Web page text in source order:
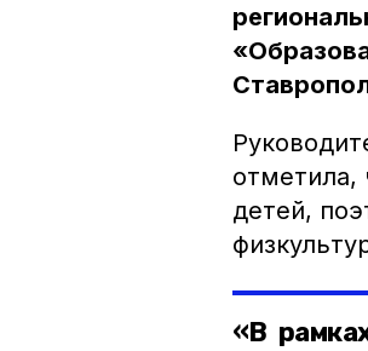
отметила,
детей,
«В